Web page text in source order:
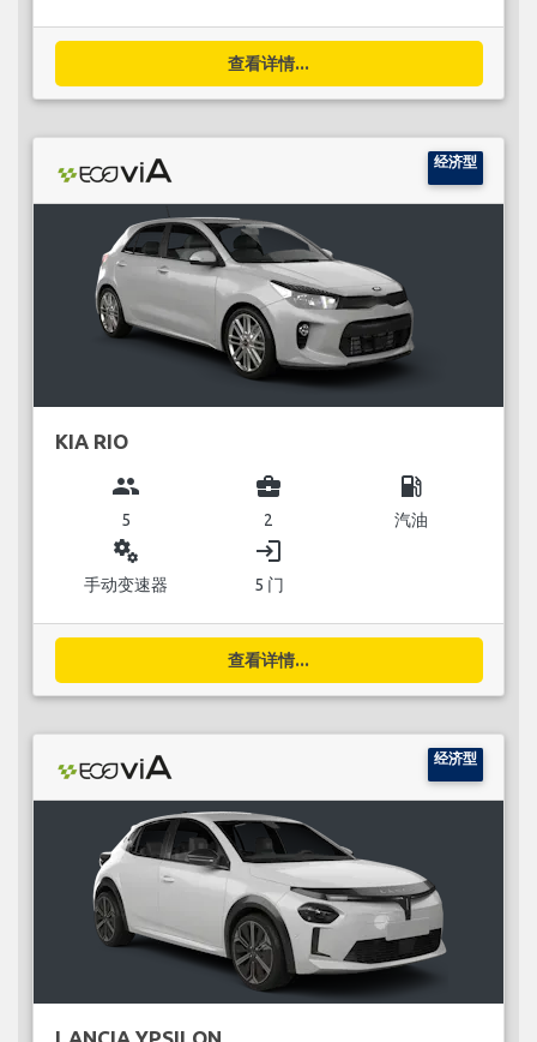
查看详情...
经济型
KIA RIO
group
5
business_center
2
local_gas_station
汽油
miscellaneous_services
手动变速器
login
5 门
查看详情...
经济型
LANCIA YPSILON